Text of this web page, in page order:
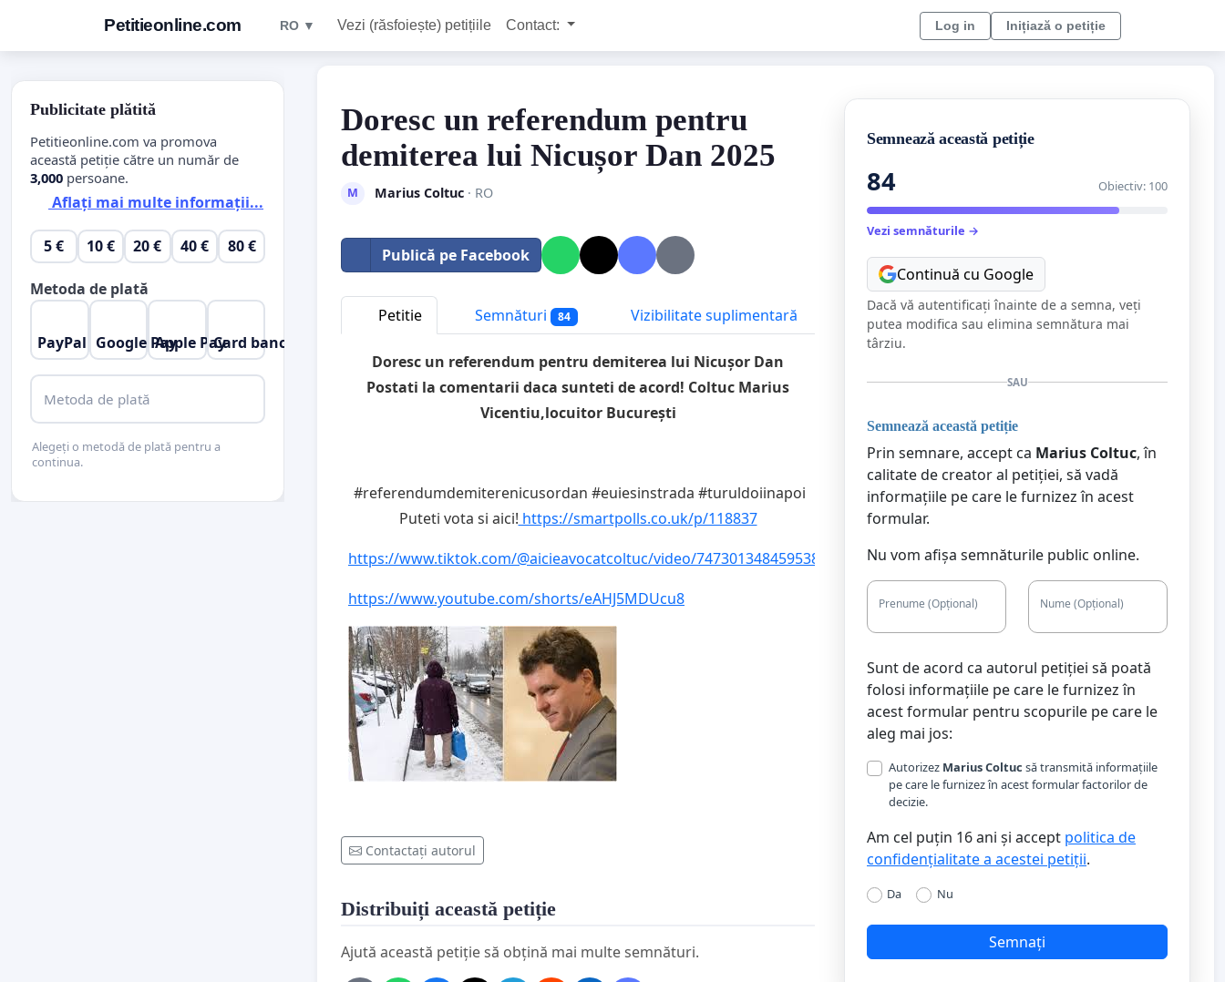
Petitieonline.com RO ▼ Vezi (răsfoiește) petițiile Contact: Log in Inițiază o petiție
Doresc un referendum pentru
demiterea lui Nicușor Dan 2025
M Marius Coltuc· RO
Publică pe Facebook
Petitie Semnături 84 Vizibilitate suplimentară
Doresc un referendum pentru demiterea lui Nicușor Dan
Postati la comentarii daca sunteti de acord! Coltuc Marius
Vicentiu,locuitor București
#referendumdemiterenicusordan #euiesinstrada #turuldoiinapoi
Puteti vota si aici! https://smartpolls.co.uk/p/118837
https://www.tiktok.com/@aicieavocatcoltuc/video/7473013484595383574
https://www.youtube.com/shorts/eAHJ5MDUcu8
Contactați autorul
Distribuiți această petiție
Ajută această petiție să obțină mai multe semnături.
Semnează această petiție
84 Obiectiv: 100
Vezi semnăturile →
Continuă cu Google
Dacă vă autentificați înainte de a semna, veți
putea modifica sau elimina semnătura mai
târziu.
SAU
Semnează această petiție
Prin semnare, accept ca Marius Coltuc, în
calitate de creator al petiției, să vadă
informațiile pe care le furnizez în acest
formular.
Nu vom afișa semnăturile public online.
Prenume (Opțional) Nume (Opțional)
Sunt de acord ca autorul petiției să poată
folosi informațiile pe care le furnizez în
acest formular pentru scopurile pe care le
aleg mai jos:
Autorizez Marius Coltuc să transmită informațiile
pe care le furnizez în acest formular factorilor de
decizie.
Am cel puțin 16 ani și accept politica de
confidențialitate a acestei petiții.
Da Nu
Semnați
Publicitate plătită
Petitieonline.com va promova
această petiție către un număr de
3,000 persoane.
Aflați mai multe informații...
5 € 10 € 20 € 40 € 80 €
Metoda de plată
PayPal Google PayApple PayCard bancar
Metoda de plată
Alegeți o metodă de plată pentru a
continua.